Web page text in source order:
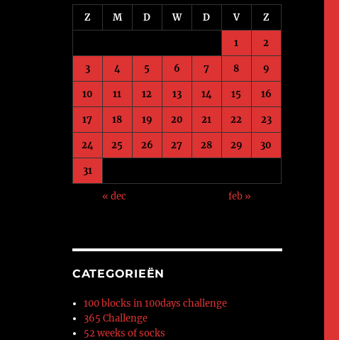
Z M D W D V Z
1 2
3 4 5 6 7 8 9
10 11 12 13 14 15 16
17 18 19 20 21 22 23
24 25 26 27 28 29 30
31
« dec feb »
CATEGORIEËN
100 blocks in 100days challenge
365 Challenge
52 weeks of socks